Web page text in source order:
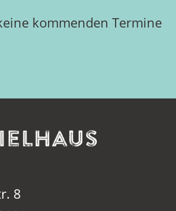
kommenden Termine
8